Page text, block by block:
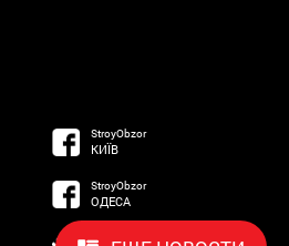
StroyObzor
КИЇВ
StroyObzor
ОДЕСА
developed by